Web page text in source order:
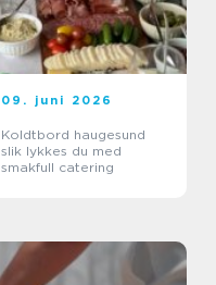
09. juni 2026
Koldtbord haugesund
slik lykkes du med
smakfull catering